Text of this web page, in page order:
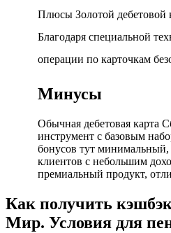
Плюсы Золотой дебетовой
Благодаря специальной
операции по карточкам
Минусы
Обычная дебетовая карта
инструмент с базовым
бонусов тут минимальный,
клиентов с небольшим
премиальный продукт,
Как получить
Мир. Условия для